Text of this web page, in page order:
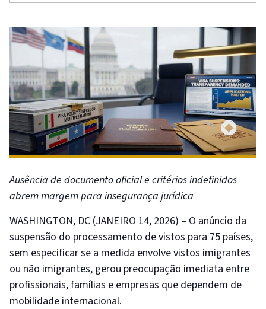
Ausência de documento oficial e critérios indefinidos
abrem margem para insegurança jurídica
WASHINGTON, DC (JANEIRO 14, 2026) – O anúncio da
suspensão do processamento de vistos para 75 países,
sem especificar se a medida envolve vistos imigrantes
ou não imigrantes, gerou preocupação imediata entre
profissionais, famílias e empresas que dependem de
mobilidade internacional.